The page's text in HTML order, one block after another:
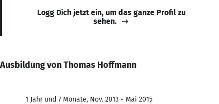
Logg Dich jetzt ein, um das ganze Profil zu
sehen.
Ausbildung von Thomas Hoffmann
1 Jahr und 7 Monate, Nov. 2013 - Mai 2015